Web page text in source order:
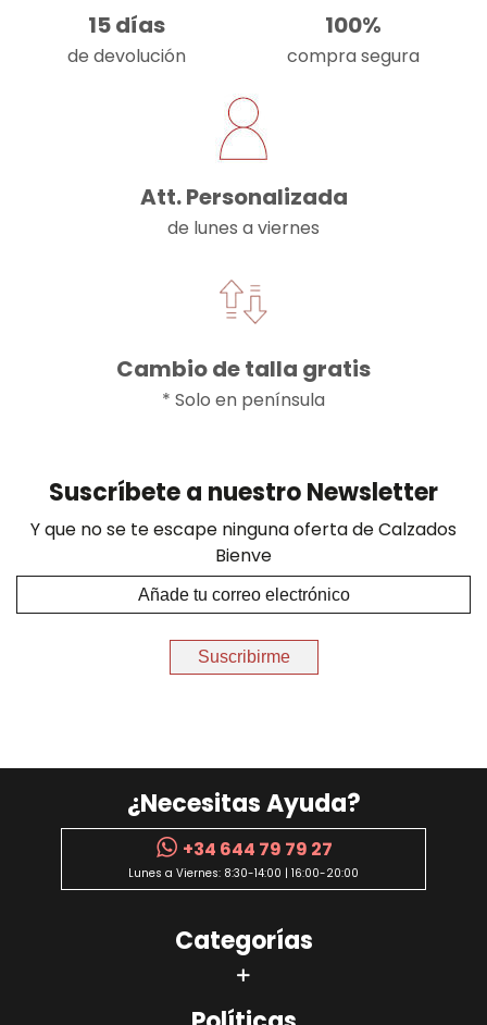
15 días
de devolución
100%
compra segura
Att. Personalizada
de lunes a viernes
Cambio de talla gratis
* Solo en península
Suscríbete a nuestro Newsletter
Y que no se te escape ninguna oferta de Calzados
Bienve
Suscribirme
¿Necesitas Ayuda?
+34 644 79 79 27
Lunes a Viernes: 8:30-14:00 | 16:00-20:00
Categorías